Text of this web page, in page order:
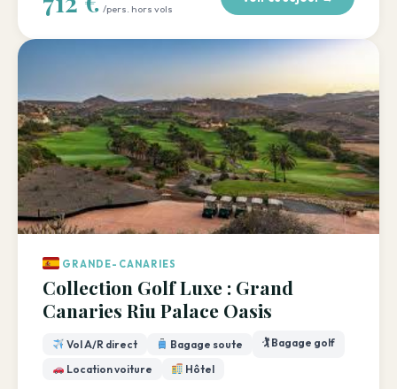
/pers. hors vols
GRANDE-CANARIES
Collection Golf Luxe : Grand
Canaries Riu Palace Oasis
Vol A/R direct Bagage soute
🏌️ Bagage golf
Location voiture
Hôtel